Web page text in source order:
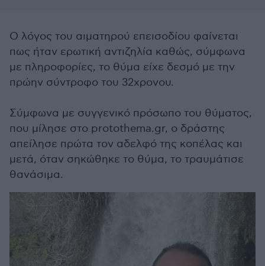
Ο λόγος του αιματηρού επεισοδίου φαίνεται
πως ήταν ερωτική αντιζηλία καθώς, σύμφωνα
με πληροφορίες, το θύμα είχε δεσμό με την
πρώην σύντροφο του 32χρονου.
Σύμφωνα με συγγενικό πρόσωπο του θύματος,
που μίλησε στο protothema.gr, ο δράστης
απείλησε πρώτα τον αδελφό της κοπέλας και
μετά, όταν σηκώθηκε το θύμα, το τραυμάτισε
θανάσιμα.